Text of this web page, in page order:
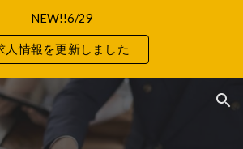
NEW!!6/29
人情報を更新しました